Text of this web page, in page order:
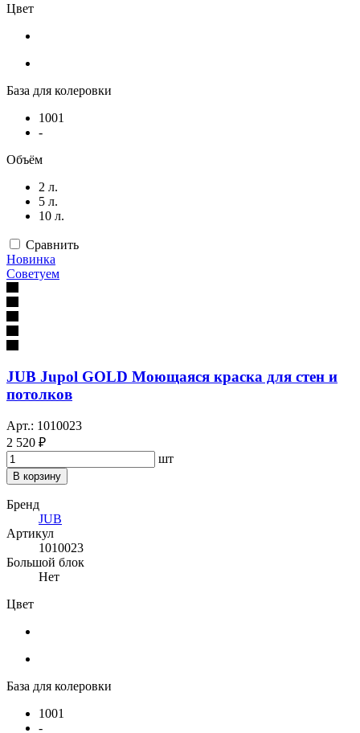
Цвет
База для колеровки
1001
-
Объём
2 л.
5 л.
10 л.
Сравнить
Новинка
Советуем
JUB Jupol GOLD Моющаяся краска для стен и
потолков
Арт.: 1010023
2 520 ₽
шт
В корзину
Бренд
JUB
Артикул
1010023
Большой блок
Нет
Цвет
База для колеровки
1001
-